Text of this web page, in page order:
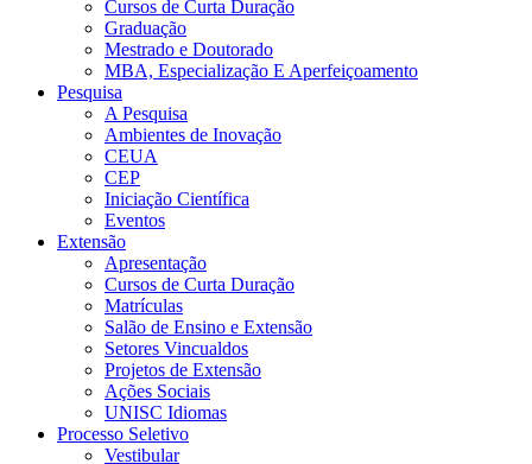
Cursos de Curta Duração
Graduação
Mestrado e Doutorado
MBA, Especialização E Aperfeiçoamento
Pesquisa
A Pesquisa
Ambientes de Inovação
CEUA
CEP
Iniciação Científica
Eventos
Extensão
Apresentação
Cursos de Curta Duração
Matrículas
Salão de Ensino e Extensão
Setores Vincualdos
Projetos de Extensão
Ações Sociais
UNISC Idiomas
Processo Seletivo
Vestibular